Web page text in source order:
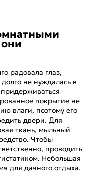
радовала глаз,
не нуждалась в
покрытие не
влаги, поэтому его
двери. Для
ткань, мыльный
Чтобы
проводить
Небольшая
для дачного отдыха.